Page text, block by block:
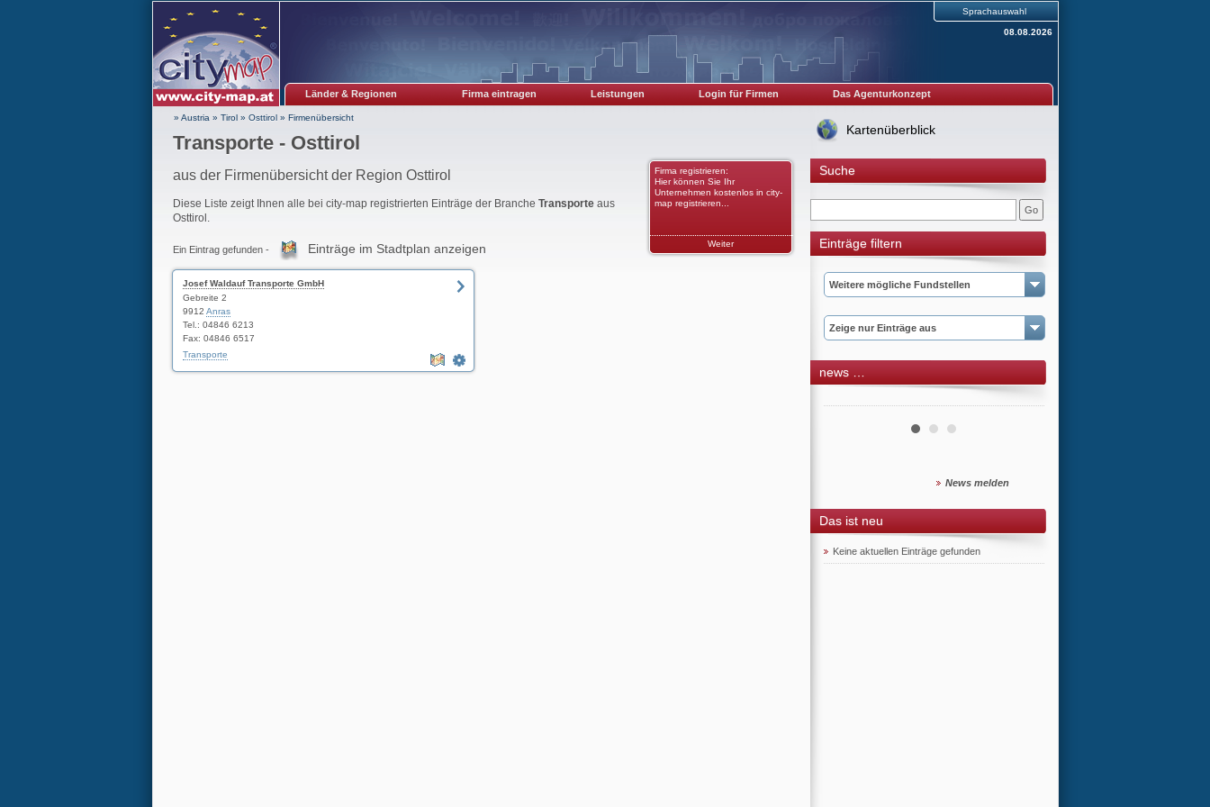
Sprachauswahl
08.08.2026
Länder & Regionen Firma eintragen Leistungen Login für Firmen Das Agenturkonzept
» Austria » Tirol» Osttirol» Firmenübersicht
Transporte - Osttirol
aus der Firmenübersicht der Region Osttirol
Firma registrieren:
Hier können Sie Ihr
Unternehmen kostenlos in city-
map registrieren...
Weiter
Diese Liste zeigt Ihnen alle bei city-map registrierten Einträge der Branche Transporteaus
Osttirol.
Ein Eintrag gefunden - Einträge im Stadtplan anzeigen
Josef Waldauf Transporte GmbH
Gebreite 2
9912 Anras
Tel.: 04846 6213
Fax: 04846 6517
Transporte
Kartenüberblick
Suche
Einträge filtern
Weitere mögliche Fundstellen
Zeige nur Einträge aus
news …
News melden
Das ist neu
Keine aktuellen Einträge gefunden